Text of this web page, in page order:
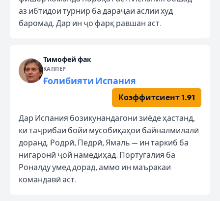
аз ибтидои турнир ба дараҷаи аслии худ
баромад. Дар ин ҷо фарқ равшан аст.
Тимофей фак
КАППЕР
Ғолибияти Испания
Коэффитсиент 1.91
Дар Испания бозикунандагони зиёде ҳастанд,
ки таҷрибаи бойи мусобиқаҳои байналмилалӣ
доранд. Родрӣ, Педрӣ, Ямаль — ин таркиб ба
нигаронӣ ҷой намедиҳад. Португалия ба
Роналду умед дорад, аммо ин маъракаи
командавӣ аст.